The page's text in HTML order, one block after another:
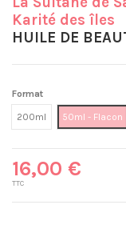
Karité des îles
HUILE DE
Format
200ml 50ml - Flacon
16,00 €
TTC